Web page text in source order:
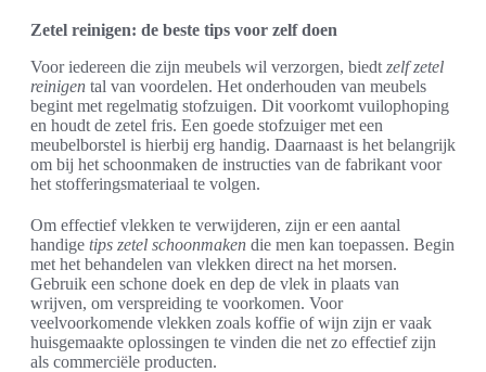
Zetel reinigen: de beste tips voor zelf doen
Voor iedereen die zijn meubels wil verzorgen, biedt zelf zetel
reinigen tal van voordelen. Het onderhouden van meubels
begint met regelmatig stofzuigen. Dit voorkomt vuilophoping
en houdt de zetel fris. Een goede stofzuiger met een
meubelborstel is hierbij erg handig. Daarnaast is het belangrijk
om bij het schoonmaken de instructies van de fabrikant voor
het stofferingsmateriaal te volgen.
Om effectief vlekken te verwijderen, zijn er een aantal
handige tips zetel schoonmaken die men kan toepassen. Begin
met het behandelen van vlekken direct na het morsen.
Gebruik een schone doek en dep de vlek in plaats van
wrijven, om verspreiding te voorkomen. Voor
veelvoorkomende vlekken zoals koffie of wijn zijn er vaak
huisgemaakte oplossingen te vinden die net zo effectief zijn
als commerciële producten.